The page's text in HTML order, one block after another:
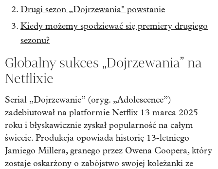
Drugi sezon „Dojrzewania" powstanie
Kiedy możemy spodziewać się premiery drugiego
sezonu?
Globalny sukces „Dojrzewania” na
Netflixie
Serial „Dojrzewanie” (oryg. „Adolescence”)
zadebiutował na platformie Netflix 13 marca 2025
roku i błyskawicznie zyskał popularność na całym
świecie. Produkcja opowiada historię 13-letniego
Jamiego Millera, granego przez Owena Coopera, który
zostaje oskarżony o zabójstwo swojej koleżanki ze